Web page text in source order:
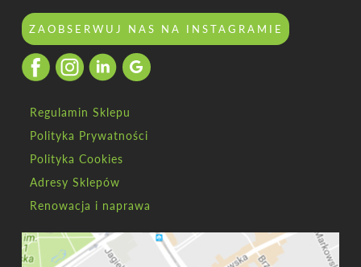
ZAOBSERWUJ NAS NA INSTAGRAMIE
Regulamin Sklepu
Polityka Prywatności
Polityka Cookies
Adresy Sklepów
Renowacja i naprawa